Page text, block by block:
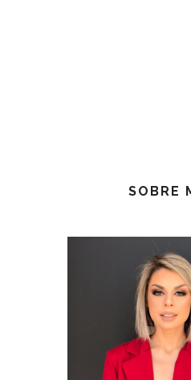
SOBRE